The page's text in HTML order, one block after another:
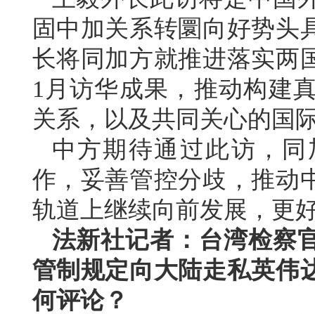
固中加关系转圜向好势头
长将同加方就推进落实两
1月访华成果，推动构建
关系，以及共同关心的国
中方期待通过此访，
作，妥善管控分歧，推动
轨道上继续向前发展，更
法新社记者：台湾检察
管制规定向大陆走私英伟
何评论？